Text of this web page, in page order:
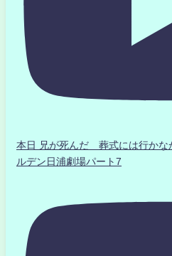
本日 兄が死んだ 葬式には行か
ルデン日浦劇場パート7